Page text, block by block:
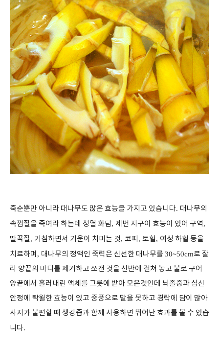
죽순뿐만 아니라 대나무도 많은 효능을 가지고 있습니다. 대나무의
속껍질을 죽여라 하는데 청열 화담, 제번 지구이 효능이 있어 구역,
딸꾹질, 기침하면서 기운이 치미는 것, 코피 , 토혈, 여성 하혈 등을
치료하며 , 대나무의 정액인 죽력은 신선한 대나무를 30~50cm로 잘
라 양끝의 마디를 제거하고 쪼갠 것을 선반에 걸쳐 놓고 불로 구어
양끝에서 흘러내린 액체를 그릇에 받아 모은것인데 뇌졸중과 심신
안정에 탁월한 효능이 있고 중풍으로 말을 못하고 경락에 담이 많아
사지가 불편할 때 생강즙과 함께 사용하면 뛰어난 효과를 볼 수 있습
니다.